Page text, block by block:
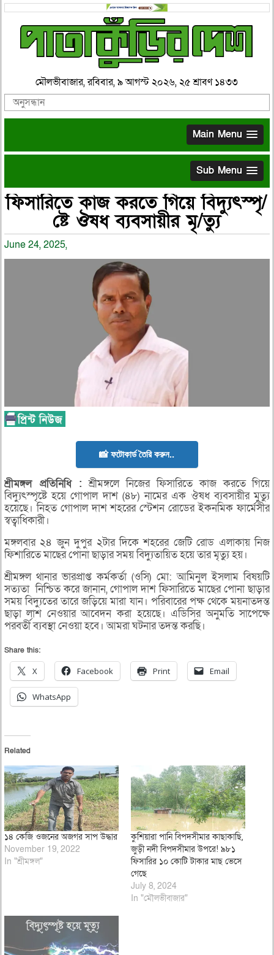
মৌলভীবাজার, রবিবার, ৯ আগস্ট ২০২৬, ২৫ শ্রাবণ ১৪৩৩
Main Menu
Sub Menu
ফিসারিতে কাজ করতে গিয়ে বিদ্যুৎস্পৃ/
ষ্টে ঔষধ ব্যবসায়ীর মৃ/ত্যু
June 24, 2025,
📸 ফটোকার্ড তৈরি করুন..
শ্রীমঙ্গল প্রতিনিধি : শ্রীমঙ্গলে নিজের ফিসারিতে কাজ করতে গিয়ে
বিদ্যুৎস্পৃষ্টে হয়ে গোপাল দাশ (৪৮) নামের এক ঔষধ ব্যবসায়ীর মুত্যু
হয়েছে। নিহত গোপাল দাশ শহরের স্টেশন রোডের ইকনমিক ফার্মেসীর
স্বত্বাধিকারী।
মঙ্গলবার ২৪ জুন দুপুর ২টার দিকে শহরের জেটি রোড এলাকায় নিজ
ফিশারিতে মাছের পোনা ছাড়ার সময় বিদ্যুতায়িত হয়ে তার মৃত্যু হয়।
শ্রীমঙ্গল থানার ভারপ্রাপ্ত কর্মকর্তা (ওসি) মো: আমিনুল ইসলাম বিষয়টি
সত্যতা নিশ্চিত করে জানান, গোপাল দাশ ফিসারিতে মাছের পোনা ছাড়ার
সময় বিদ্যুতের তারে জড়িয়ে মারা যান। পরিবারের পক্ষ থেকে ময়নাতদন্ত
ছাড়া লাশ নেওয়ার আবেদন করা হয়েছে। এডিসির অনুমতি সাপেক্ষে
পরবর্তী ব্যবস্থা নেওয়া হবে। আমরা ঘটনার তদন্ত করছি।
Share this:
X Facebook Print Email
WhatsApp
Related
১৪ কেজি ওজনের অজগর সাপ উদ্ধার
November 19, 2022
In "শ্রীমঙ্গল"
কুশিয়ারা পানি বিপদসীমার কাছাকাছি,
জুড়ী নদী বিপদসীমার উপরে! ৯৮১
ফিসারির ১০ কোটি টাকার মাছ ভেসে
গেছে
July 8, 2024
In "মৌলভীবাজার"